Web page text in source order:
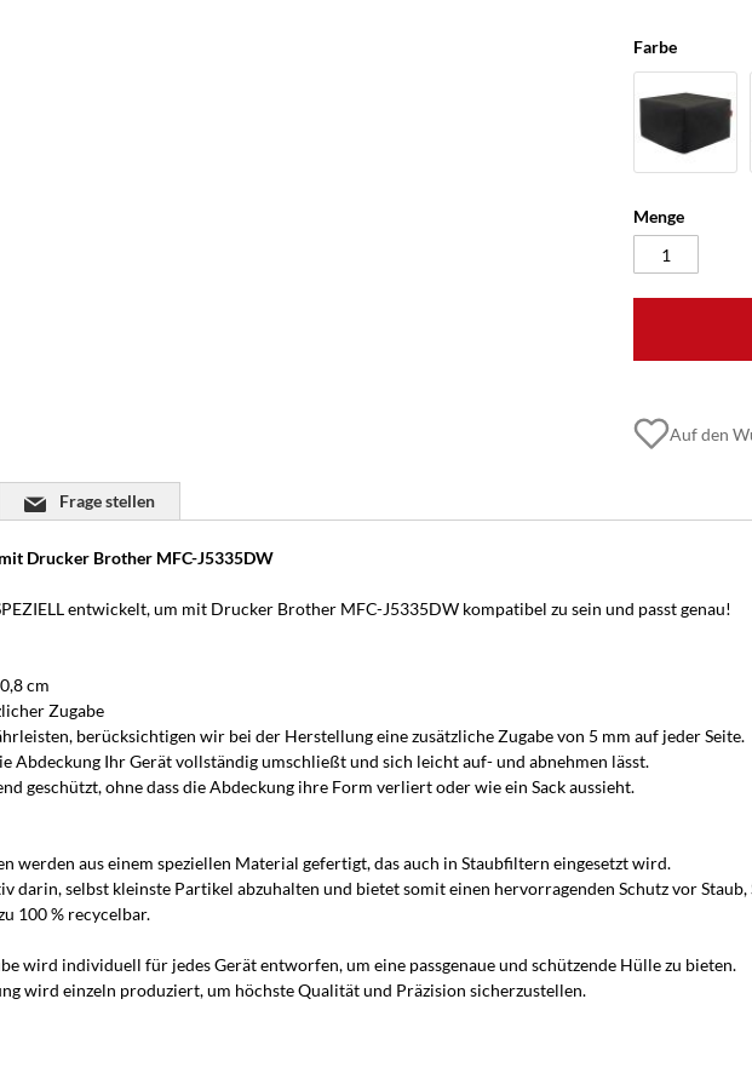
Farbe
Menge
Auf den
Drucker Brother MFC-J5335DW
entwickelt, um mit Drucker Brother MFC-J5335DW kompatibel zu sein und passt genau!
cm
Zugabe
berücksichtigen wir bei der Herstellung eine zusätzliche Zugabe von 5 mm auf jeder Seite.
Abdeckung Ihr Gerät vollständig umschließt und sich leicht auf- und abnehmen lässt.
geschützt, ohne dass die Abdeckung ihre Form verliert oder wie ein Sack aussieht.
werden aus einem speziellen Material gefertigt, das auch in Staubfiltern eingesetzt wird.
darin, selbst kleinste Partikel abzuhalten und bietet somit einen hervorragenden Schutz vor
100 % recycelbar.
wird individuell für jedes Gerät entworfen, um eine passgenaue und schützende Hülle zu bieten.
wird einzeln produziert, um höchste Qualität und Präzision sicherzustellen.
Frage stellen